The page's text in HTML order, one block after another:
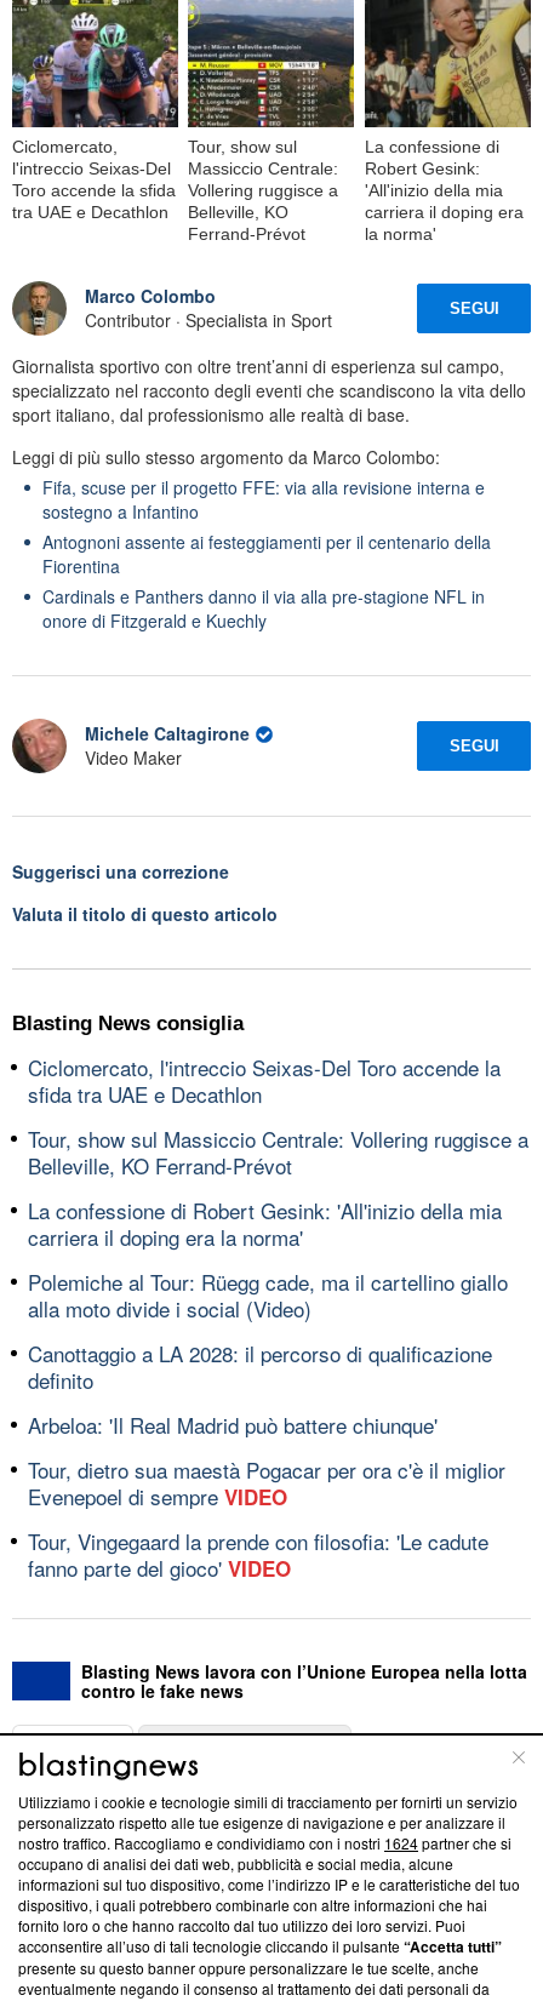
Ciclomercato,
l'intreccio Seixas-Del
Toro accende la sfida
tra UAE e Decathlon
Tour, show sul
Massiccio Centrale:
Vollering ruggisce a
Belleville, KO
Ferrand-Prévot
La confessione di
Robert Gesink:
'All'inizio della mia
carriera il doping era
la norma'
Marco Colombo
Contributor · Specialista in Sport
SEGUI
Giornalista sportivo con oltre trent’anni di esperienza sul campo,
specializzato nel racconto degli eventi che scandiscono la vita dello
sport italiano, dal professionismo alle realtà di base.
Leggi di più sullo stesso argomento da Marco Colombo:
Fifa, scuse per il progetto FFE: via alla revisione interna e
sostegno a Infantino
Antognoni assente ai festeggiamenti per il centenario della
Fiorentina
Cardinals e Panthers danno il via alla pre-stagione NFL in
onore di Fitzgerald e Kuechly
Michele Caltagirone
Video Maker
SEGUI
Suggerisci una correzione
Valuta il titolo di questo articolo
Blasting News consiglia
Ciclomercato, l'intreccio Seixas-Del Toro accende la
sfida tra UAE e Decathlon
Tour, show sul Massiccio Centrale: Vollering ruggisce a
Belleville, KO Ferrand-Prévot
La confessione di Robert Gesink: 'All'inizio della mia
carriera il doping era la norma'
Polemiche al Tour: Rüegg cade, ma il cartellino giallo
alla moto divide i social (Video)
Canottaggio a LA 2028: il percorso di qualificazione
definito
Arbeloa: 'Il Real Madrid può battere chiunque'
Tour, dietro sua maestà Pogacar per ora c'è il miglior
Evenepoel di sempre VIDEO
Tour, Vingegaard la prende con filosofia: 'Le cadute
fanno parte del gioco' VIDEO
Blasting News lavora con l’Unione Europea nella lotta
contro le fake news
ABOUT
Questa sezione offre informazioni trasparenti su Blasting
News, sui nostri processi editoriali e su come ci impegniamo a
creare news di qualità. Inoltre, afferma la nostra aderenza a
‘Trust Project - News with Integrity’Blasting News non è
ancora membro del programma, ma ha richiesto di farne
parte; Trust Project non ha ancora effettuato una verifica di
conformità agli standard.
Utilizziamo i cookie e tecnologie simili di tracciamento per fornirti un servizio
personalizzato rispetto alle tue esigenze di navigazione e per analizzare il
nostro traffico. Raccogliamo e condividiamo con i nostri 1624partner che si
occupano di analisi dei dati web, pubblicità e social media, alcune
informazioni sul tuo dispositivo, come l’indirizzo IP e le caratteristiche del tuo
dispositivo, i quali potrebbero combinarle con altre informazioni che hai
fornito loro o che hanno raccolto dal tuo utilizzo dei loro servizi. Puoi
acconsentire all’uso di tali tecnologie cliccando il pulsante“Accetta tutti”
presente su questo banner oppure personalizzare le tue scelte, anche
eventualmente negando il consenso al trattamento dei dati personali da